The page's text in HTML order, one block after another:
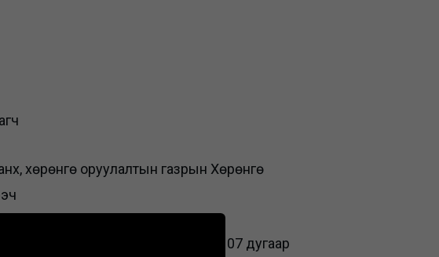
хөрөнгө оруулалтын газрын Хөрөнгө
ХЭХ-н 2023.05.30-ний өдрийн 07 дугаар